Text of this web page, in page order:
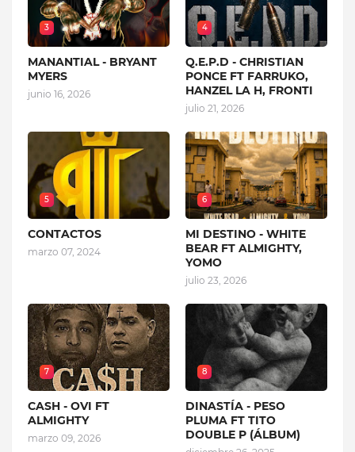
3
MANANTIAL - BRYANT
MYERS
junio 16, 2026
4
Q.E.P.D - CHRISTIAN
PONCE FT FARRUKO,
HANZEL LA H, FRONTI
julio 21, 2026
5
CONTACTOS
marzo 07, 2024
6
MI DESTINO - WHITE
BEAR FT ALMIGHTY,
YOMO
julio 23, 2026
7
CASH - OVI FT
ALMIGHTY
marzo 09, 2026
8
DINASTÍA - PESO
PLUMA FT TITO
DOUBLE P (ÁLBUM)